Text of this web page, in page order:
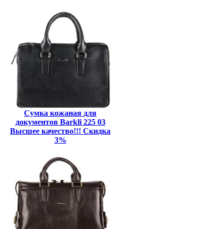
Сумка кожаная для
документов Barkli 225 03
Высшее качество!!! Скидка
3%